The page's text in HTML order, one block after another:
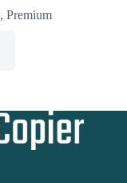
,Premium